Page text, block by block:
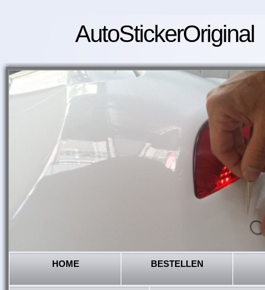
AutoStickerOriginal
HOME BESTELLEN